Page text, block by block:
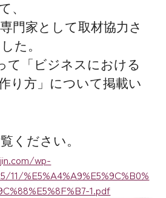
、
門家として取材協力さ
た。
て「ビジネスにおける
り方」について掲載い
ください。
wp-
%E5%A4%A9%E5%9C%B0%
1.pdf